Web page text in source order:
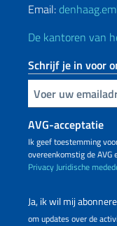
Email:
De kantoren van
Schrijf je in voor
Voer uw e-mailadres in
AVG-acceptatie
Ik geef toestemming
overeenkomstig de
PrivacyJuridische
Ja, ik wil mij
om updates over de